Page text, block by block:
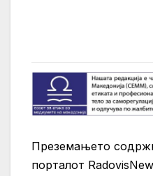
Преземањето
порталот